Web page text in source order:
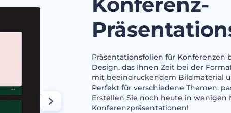
Präsentationsfolien für Konferenzen
Design, das Ihnen Zeit bei der
mit beeindruckendem Bildmaterial
Perfekt für verschiedene Themen,
Erstellen Sie noch heute in wenigen
Konferenzpräsentationen!